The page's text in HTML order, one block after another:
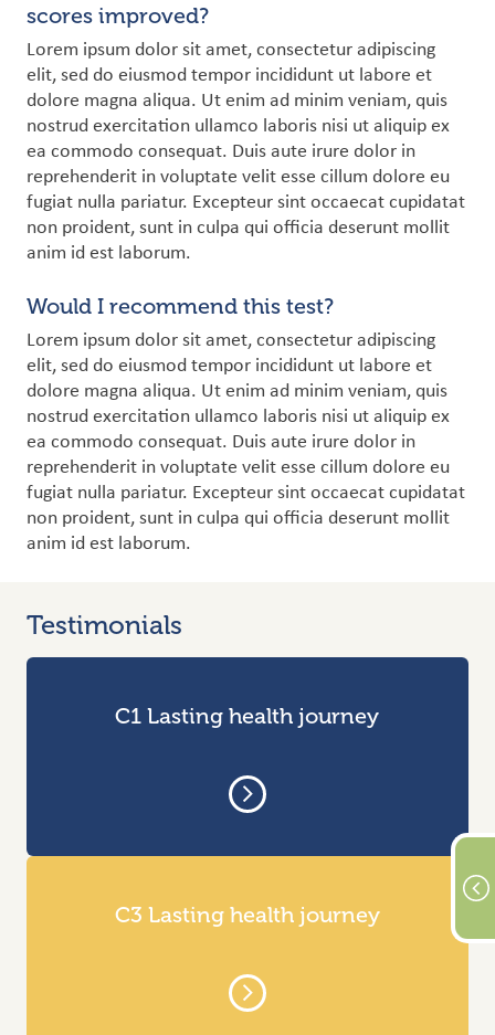
scores improved?
Lorem ipsum dolor sit amet, consectetur adipiscing
elit, sed do eiusmod tempor incididunt ut labore et
dolore magna aliqua. Ut enim ad minim veniam, quis
nostrud exercitation ullamco laboris nisi ut aliquip ex
ea commodo consequat. Duis aute irure dolor in
reprehenderit in voluptate velit esse cillum dolore eu
fugiat nulla pariatur. Excepteur sint occaecat cupidatat
non proident, sunt in culpa qui officia deserunt mollit
anim id est laborum.
Would I recommend this test?
Lorem ipsum dolor sit amet, consectetur adipiscing
elit, sed do eiusmod tempor incididunt ut labore et
dolore magna aliqua. Ut enim ad minim veniam, quis
nostrud exercitation ullamco laboris nisi ut aliquip ex
ea commodo consequat. Duis aute irure dolor in
reprehenderit in voluptate velit esse cillum dolore eu
fugiat nulla pariatur. Excepteur sint occaecat cupidatat
non proident, sunt in culpa qui officia deserunt mollit
anim id est laborum.
Testimonials
C1 Lasting health journey
C3 Lasting health journey